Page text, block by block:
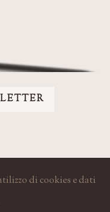
di cookies e dati